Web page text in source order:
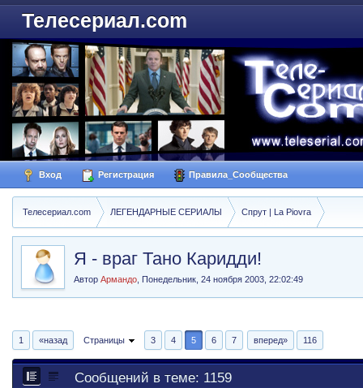
Телесериал.com
Вход Регистрация Правила_Сообщества
Телесериал.com ЛЕГЕНДАРНЫЕ СЕРИАЛЫ Спрут | La Piovra
Я - враг Тано Каридди!
АвторАрмандо ,Понедельник, 24 ноября 2003, 22:02:49
1 «назад Страницы 3 4 5 6 7 вперед» 116
Сообщений в теме: 1159